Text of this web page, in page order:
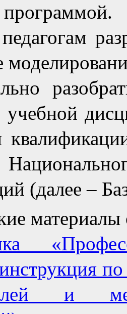
учебной
(далее –
и